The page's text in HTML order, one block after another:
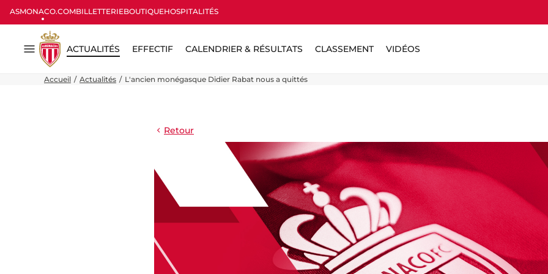
ASMONACO.COMBILLETTERIEBOUTIQUEHOSPITALITÉS
Menu
ACTUALITÉS EFFECTIF CALENDRIER & RÉSULTATS CLASSEMENT VIDÉOS
Accueil Actualités L'ancien monégasque Didier Rabat nous a quittés
Retour